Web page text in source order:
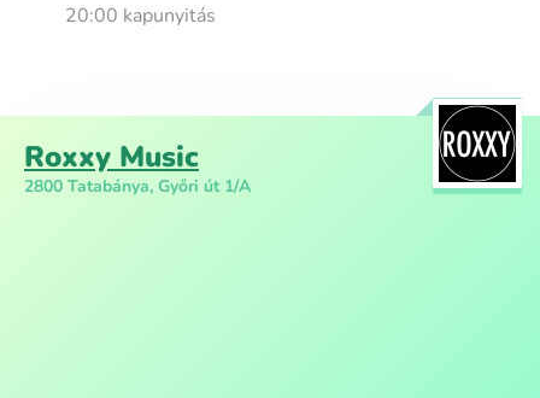
20:00 kapunyitás
Roxxy Music
2800 Tatabánya, Győri út 1/A